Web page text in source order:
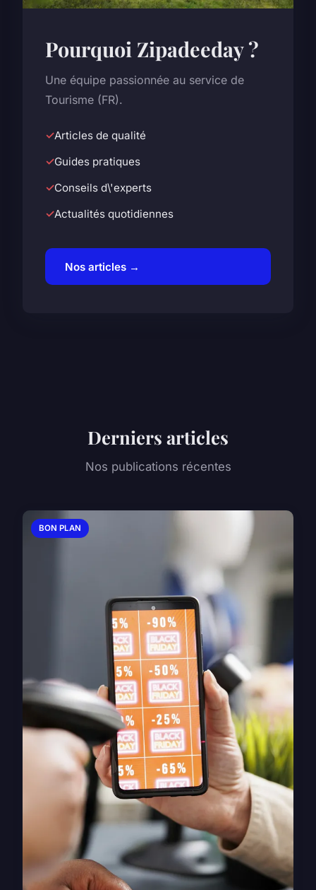
Pourquoi Zipadeeday ?
Une équipe passionnée au service de
Tourisme (FR).
Articles de qualité
Guides pratiques
Conseils d\'experts
Actualités quotidiennes
Nos articles →
Derniers articles
Nos publications récentes
BON PLAN